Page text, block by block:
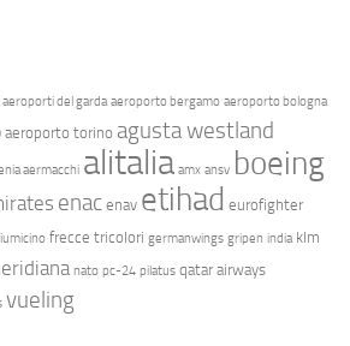
aeroporti del garda aeroporto bergamo aeroporto bologna
aeroporto torino agusta westland
aermacchi alitalia amx ansv boeing
enac enav etihad eurofighter
frecce tricolori germanwings gripen india klm
nato pc-24 pilatus qatar airways
vueling